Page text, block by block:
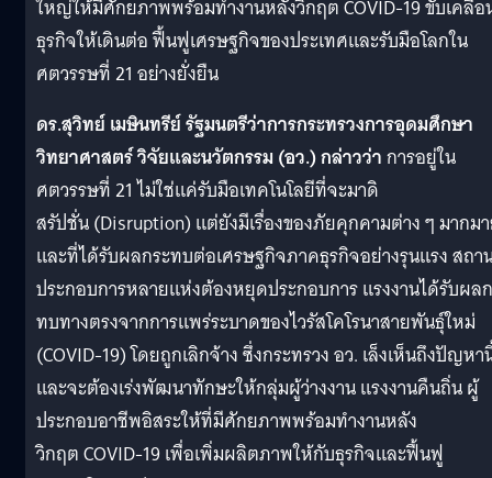
ใหญ่ให้มีศักยภาพพร้อมทำงานหลังวิกฤต COVID-19 ขับเคลื่อ
ธุรกิจให้เดินต่อ ฟื้นฟูเศรษฐกิจของประเทศและรับมือโลกใน
ศตวรรษที่ 21 อย่างยั่งยืน
ดร.สุวิทย์ เมษินทรีย์ รัฐมนตรีว่าการกระทรวงการอุดมศึกษา
วิทยาศาสตร์ วิจัยและนวัตกรรม (อว.) กล่าวว่าการอยู่ใน
ศตวรรษที่ 21 ไม่ใช่แค่รับมือเทคโนโลยีที่จะมาดิ
สรัปชั่น (Disruption) แต่ยังมีเรื่องของภัยคุกคามต่าง ๆ มากม
และที่ได้รับผลกระทบต่อเศรษฐกิจภาคธุรกิจอย่างรุนแรง สถา
ประกอบการหลายแห่งต้องหยุดประกอบการ แรงงานได้รับผล
ทบทางตรงจากการแพร่ระบาดของไวรัสโคโรนาสายพันธุ์ใหม่
(COVID-19) โดยถูกเลิกจ้าง ซึ่งกระทรวง อว. เล็งเห็นถึงปัญหา
และจะต้องเร่งพัฒนาทักษะให้กลุ่มผู้ว่างงาน แรงงานคืนถิ่น ผู้
ประกอบอาชีพอิสระให้ที่มีศักยภาพพร้อมทำงานหลัง
วิกฤต COVID-19 เพื่อเพิ่มผลิตภาพให้กับธุรกิจและฟื้นฟู